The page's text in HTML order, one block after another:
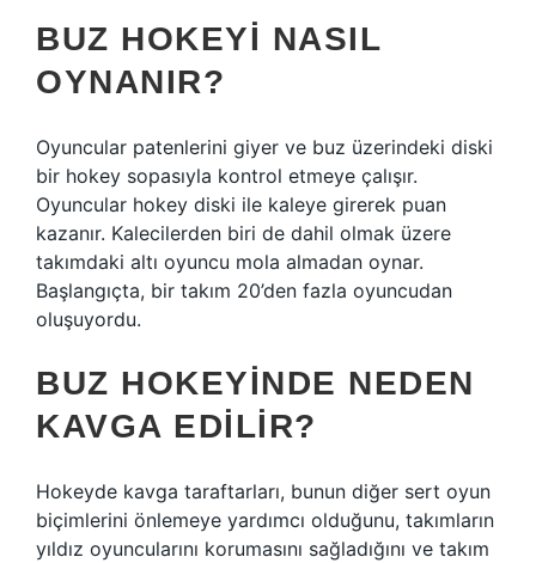
BUZ HOKEYI NASIL
OYNANIR?
Oyuncular patenlerini giyer ve buz üzerindeki diski
bir hokey sopasıyla kontrol etmeye çalışır.
Oyuncular hokey diski ile kaleye girerek puan
kazanır. Kalecilerden biri de dahil olmak üzere
takımdaki altı oyuncu mola almadan oynar.
Başlangıçta, bir takım 20’den fazla oyuncudan
oluşuyordu.
BUZ HOKEYINDE NEDEN
KAVGA EDILIR?
Hokeyde kavga taraftarları, bunun diğer sert oyun
biçimlerini önlemeye yardımcı olduğunu, takımların
yıldız oyuncularını korumasını sağladığını ve takım